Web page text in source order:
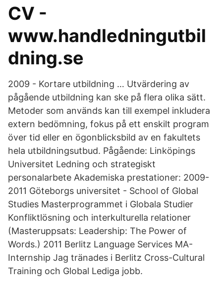
CV -
www.handledningutbil
dning.se
2009 - Kortare utbildning … Utvärdering av
pågående utbildning kan ske på flera olika sätt.
Metoder som används kan till exempel inkludera
extern bedömning, fokus på ett enskilt program
över tid eller en ögonblicksbild av en fakultets
hela utbildningsutbud. Pågående: Linköpings
Universitet Ledning och strategiskt
personalarbete Akademiska prestationer: 2009-
2011 Göteborgs universitet - School of Global
Studies Masterprogrammet i Globala Studier
Konfliktlösning och interkulturella relationer
(Masteruppsats: Leadership: The Power of
Words.) 2011 Berlitz Language Services MA-
Internship Jag tränades i Berlitz Cross-Cultural
Training och Global Lediga jobb.